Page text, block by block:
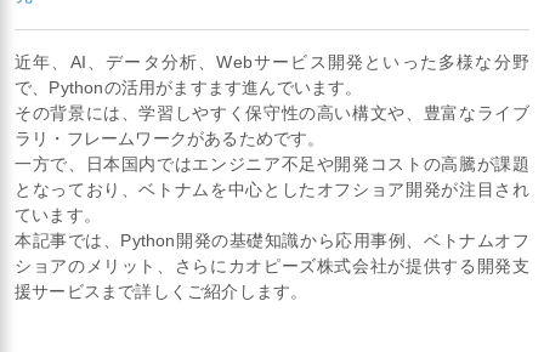
近年、AI、データ分析、Webサービス開発といった多様な分野
で、Pythonの活用がますます進んでいます。
その背景には、学習しやすく保守性の高い構文や、豊富なライブ
ラリ・フレームワークがあるためです。
一方で、日本国内ではエンジニア不足や開発コストの高騰が課題
となっており、ベトナムを中心としたオフショア開発が注目され
ています。
本記事では、Python開発の基礎知識から応用事例、ベトナムオフ
ショアのメリット、さらにカオピーズ株式会社が提供する開発支
援サービスまで詳しくご紹介します。